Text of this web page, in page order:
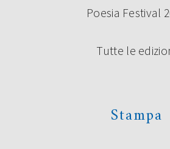
Poesia Festival
Tutte le
Stampa